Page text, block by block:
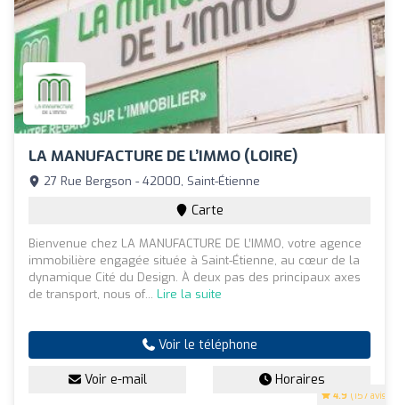
LA MANUFACTURE DE L’IMMO (LOIRE)
4.9 (157 avis)
27 Rue Bergson - 42000, Saint-Étienne
Carte
Bienvenue chez LA MANUFACTURE DE L’IMMO, votre agence
immobilière engagée située à Saint-Étienne, au cœur de la
dynamique Cité du Design. À deux pas des principaux axes
de transport, nous of... Lire la suite
Voir le téléphone
Voir e-mail Horaires